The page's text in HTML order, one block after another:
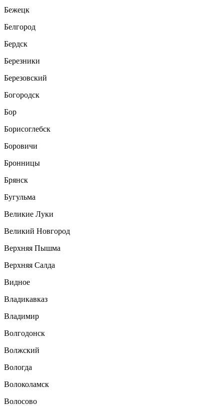
Бежецк
Белгород
Бердск
Березники
Березовский
Богородск
Бор
Борисоглебск
Боровичи
Бронницы
Брянск
Бугульма
Великие Луки
Великий Новгород
Верхняя Пышма
Верхняя Салда
Видное
Владикавказ
Владимир
Волгодонск
Волжский
Вологда
Волоколамск
Волосово